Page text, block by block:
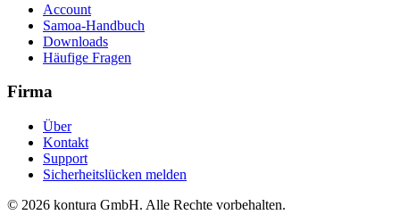
Account
Samoa-Handbuch
Downloads
Häufige Fragen
Firma
Über
Kontakt
Support
Sicherheitslücken melden
© 2026 kontura GmbH. Alle Rechte vorbehalten.